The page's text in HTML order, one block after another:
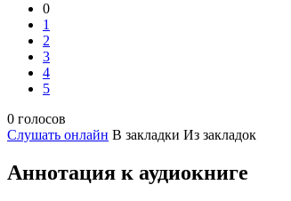
0
1
2
3
4
5
0 голосов
Слушать онлайн В закладки Из закладок
Аннотация к аудиокниге